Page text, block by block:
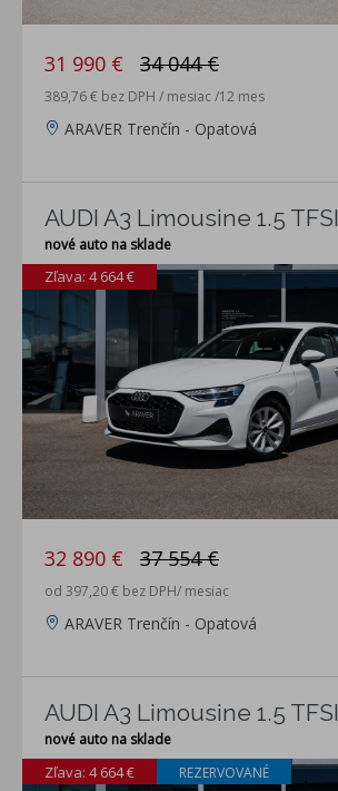
31 990 € 34 044 €
389,76 € bez DPH / mesiac /12 mes
ARAVER Trenčín - Opatová
AUDI A3 Limousine 1.5 TFSI
nové auto na sklade
Zľava: 4 664 €
32 890 € 37 554 €
od 397,20 € bez DPH/ mesiac
ARAVER Trenčín - Opatová
AUDI A3 Limousine 1.5 TFSI
nové auto na sklade
Zľava: 4 664 € REZERVOVANÉ